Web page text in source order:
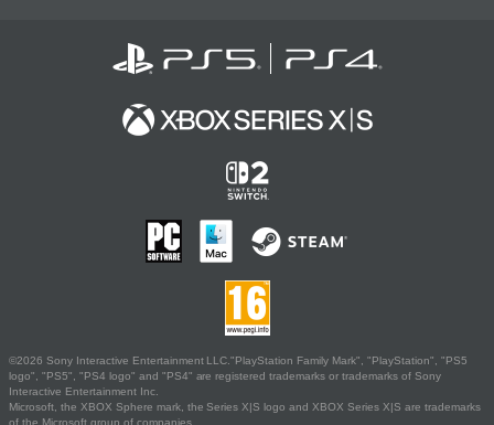
©2026 Sony Interactive Entertainment LLC."PlayStation Family Mark", "PlayStation", "PS5
logo", "PS5", "PS4 logo" and "PS4" are registered trademarks or trademarks of Sony
Interactive Entertainment Inc.
Microsoft, the XBOX Sphere mark, the Series X|S logo and XBOX Series X|S are trademarks
of the Microsoft group of companies.